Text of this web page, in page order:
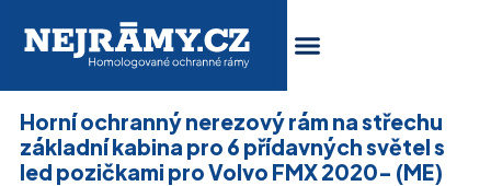
Horní ochranný nerezový rám na střechu
základní kabina pro 6 přídavných světel s
led pozičkami pro Volvo FMX 2020- (ME)